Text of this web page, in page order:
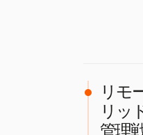
リモ
リッ